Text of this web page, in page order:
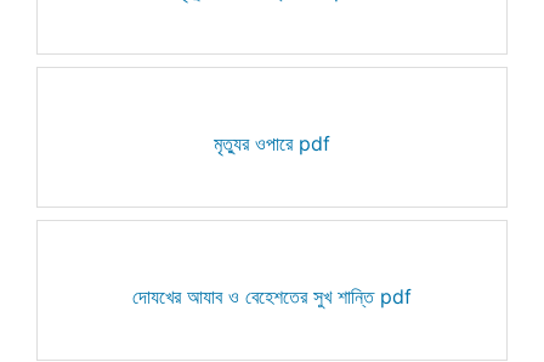
মৃত্যুর ওপারে pdf
দোযখের আযাব ও বেহেশতের সুখ শান্তি pdf